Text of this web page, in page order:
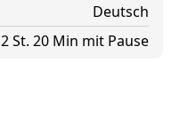
Deutsch
2 St. 20 Min mit Pause